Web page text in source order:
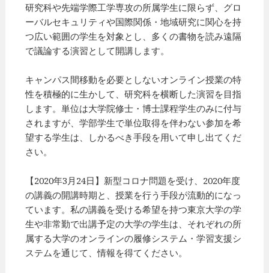
研究科や先端学際工学専攻の所属学生に限らず、グロ
ーバルセキュリティや国際関係・地域研究に関心を持
つ広い範囲の学生を対象とし、多くの書物を読み遠隔
で議論する演習として開講します。
キャンパス間移動を必要としないオンライン授業の特
性を積極的に生かして、研究科を横断した演習を目指
します。単位は大学院修士・博士課程学生のみに付与
されますが、学部学生で単位取得を伴わない参加を希
望する学生は、しかるべき手段を用いて申し出てくだ
さい。
【2020年3月24日】新型コロナ問題を受け、2020年度
の講義の開講時期と、授業を行う手段が流動的になっ
ています。私の講義を受ける希望を持つ東京大学の学
生や非常勤で出講予定の大学の学生は、それぞれの所
属する大学のオンラインの履修システム・学習支援シ
ステムを通じて、情報を得てください。